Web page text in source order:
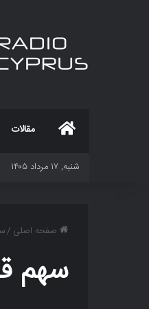
مقالات
شنبه, ۱۷ مرداد ۱۴۰۵
صفحه اصلی /
سهم